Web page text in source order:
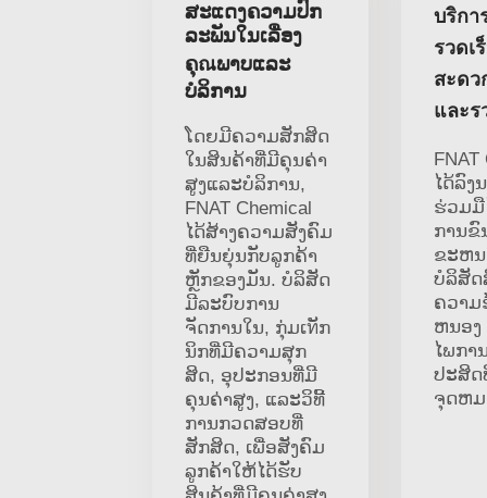
ສະແດງຄວາມປົກ
ລະພັນໃນເລື່ອງ
ຄຸณພາບແລະ
ບໍລິການ
ໂດຍມີຄວາມສັກສິດ
ໃນສິນຄ້າທີ່ມີຄຸນຄ່າ
ສູງແລະບໍລິການ,
FNAT Chemical
ໄດ້ສ້າງຄວາມສັງຄົມ
ທີ່ຍືນຍຸ່ນກັບລູກຄ້າ
ຫຼັກຂອງມັນ. ບໍລິສັດ
ມີລະບົບການ
ຈັດການໃນ, ກຸ່ມເทັກ
ນິກທີ່ມີຄວາມສຸກ
ສິດ, ອຸປະກອນທີ່ມີ
ຄຸນຄ່າສູງ, ແລະວິທີ້
ການກວດສອບທີ່
ສັກສິດ, ເພື່ອສັງຄົມ
ລູກຄ້າໃຫ້ໄດ້ຮັບ
บริกา
รวดเ
สะด
และร
FNAT
ໄດ້ລົງ
ຮ່ວມມື
ການຂົ
ຂະຫ
ບໍລິສັ
ຄວາ
ຫນອງ
ໄພກາ
ປະສິດ
ຈຸດຫມ